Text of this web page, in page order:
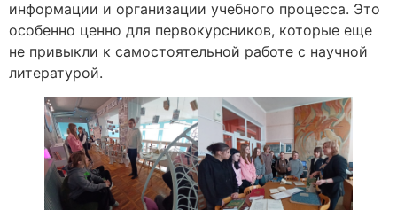
информации и организации учебного процесса. Это
особенно ценно для первокурсников, которые еще
не привыкли к самостоятельной работе с научной
литературой.